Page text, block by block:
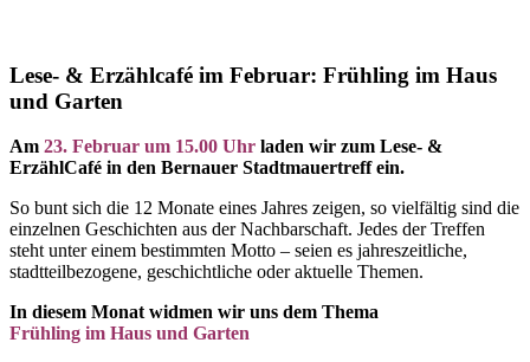
Lese- & Erzählcafé im Februar: Frühling im Haus
und Garten
Am 23. Februar um 15.00 Uhr laden wir zum Lese- &
ErzählCafé in den Bernauer Stadtmauertreff ein.
So bunt sich die 12 Monate eines Jahres zeigen, so vielfältig sind die
einzelnen Geschichten aus der Nachbarschaft. Jedes der Treffen
steht unter einem bestimmten Motto – seien es jahreszeitliche,
stadtteilbezogene, geschichtliche oder aktuelle Themen.
In diesem Monat widmen wir uns dem Thema
Frühling im Haus und Garten